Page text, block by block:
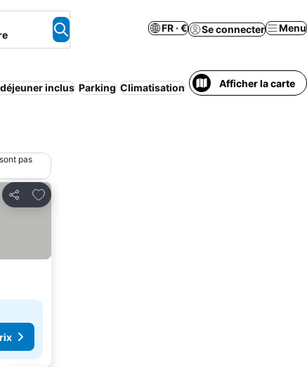
FR · € Se connecter Menu
inclus Parking Climatisation Afficher la carte
pas
Partager
Ajouter à mes favoris